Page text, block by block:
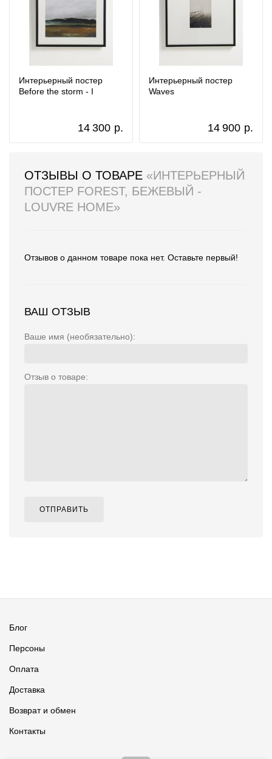
Интерьерный постер
Before the storm - I
14 300 р.
Интерьерный постер
Waves
14 900 р.
ОТЗЫВЫ О ТОВАРЕ «ИНТЕРЬЕРНЫЙ
ПОСТЕР FOREST, БЕЖЕВЫЙ -
LOUVRE HOME»
Отзывов о данном товаре пока нет. Оставьте первый!
ВАШ ОТЗЫВ
Ваше имя (необязательно):
Отзыв о товаре:
ОТПРАВИТЬ
Блог
Персоны
Оплата
Доставка
Возврат и обмен
Контакты